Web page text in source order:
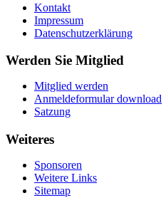
Kontakt
Impressum
Datenschutzerklärung
Werden Sie Mitglied
Mitglied werden
Anmeldeformular download
Satzung
Weiteres
Sponsoren
Weitere Links
Sitemap